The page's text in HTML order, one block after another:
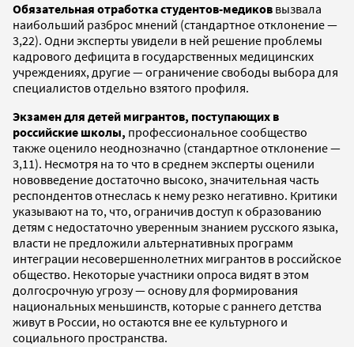
Обязательная отработка студентов-медиков вызвала
наибольший разброс мнений (стандартное отклонение —
3,22). Одни эксперты увидели в ней решение проблемы
кадрового дефицита в государственных медицинских
учреждениях, другие — ограничение свободы выбора для
специалистов отдельно взятого профиля.
Экзамен для детей мигрантов, поступающих в
российские школы, профессиональное сообщество
также оценило неоднозначно (стандартное отклонение —
3,11). Несмотря на то что в среднем эксперты оценили
нововведение достаточно высоко, значительная часть
респондентов отнеслась к нему резко негативно. Критики
указывают на то, что, ограничив доступ к образованию
детям с недостаточно уверенным знанием русского языка,
власти не предложили альтернативных программ
интеграции несовершеннолетних мигрантов в российское
общество. Некоторые участники опроса видят в этом
долгосрочную угрозу — основу для формирования
национальных меньшинств, которые с раннего детства
живут в России, но остаются вне ее культурного и
социального пространства.